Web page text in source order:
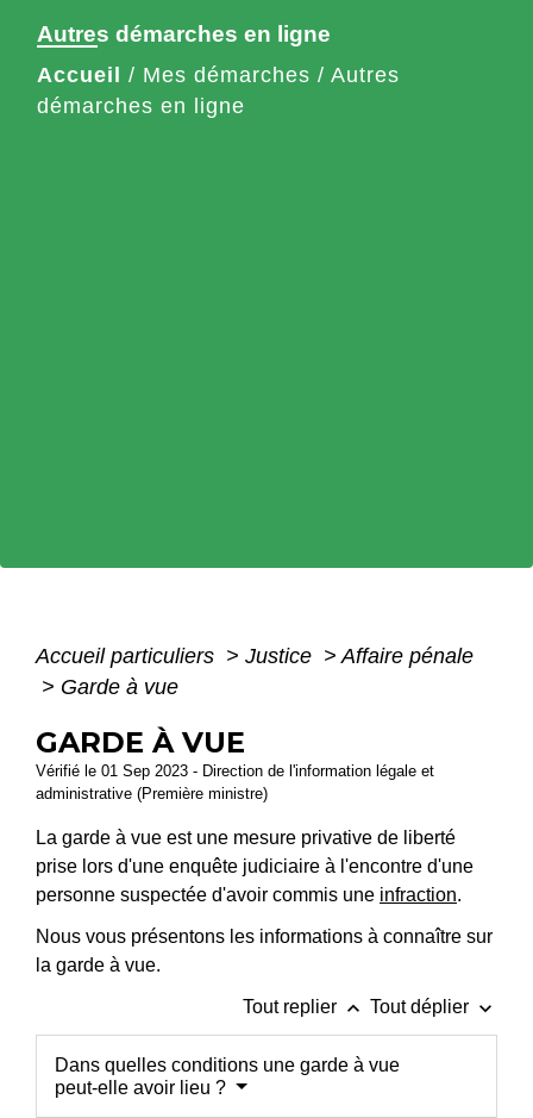
Autres démarches en ligne
Accueil / Mes démarches / Autres
démarches en ligne
Accueil particuliers > Justice > Affaire pénale
> Garde à vue
GARDE À VUE
Vérifié le 01 Sep 2023 - Direction de l'information légale et
administrative (Première ministre)
La garde à vue est une mesure privative de liberté
prise lors d'une enquête judiciaire à l'encontre d'une
personne suspectée d'avoir commis une infraction.
Nous vous présentons les informations à connaître sur
la garde à vue.
Tout replier keyboard_arrow_up Tout déplier keyboard_arrow_down
Dans quelles conditions une garde à vue
peut-elle avoir lieu ?